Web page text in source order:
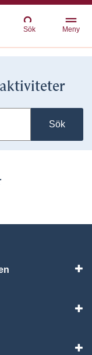
Sök Meny
Sök